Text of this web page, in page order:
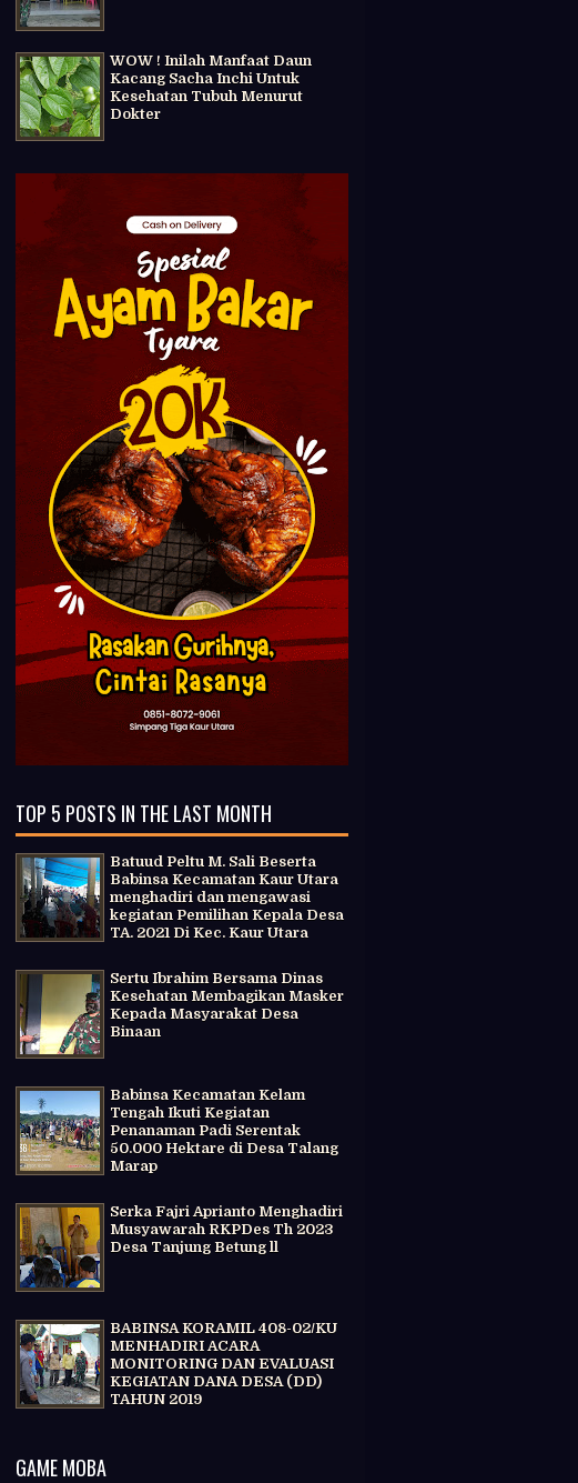
WOW ! Inilah Manfaat Daun
Kacang Sacha Inchi Untuk
Kesehatan Tubuh Menurut
Dokter
TOP 5 POSTS IN THE LAST MONTH
Batuud Peltu M. Sali Beserta
Babinsa Kecamatan Kaur Utara
menghadiri dan mengawasi
kegiatan Pemilihan Kepala Desa
TA. 2021 Di Kec. Kaur Utara
Sertu Ibrahim Bersama Dinas
Kesehatan Membagikan Masker
Kepada Masyarakat Desa
Binaan
Babinsa Kecamatan Kelam
Tengah Ikuti Kegiatan
Penanaman Padi Serentak
50.000 Hektare di Desa Talang
Marap
Serka Fajri Aprianto Menghadiri
Musyawarah RKPDes Th 2023
Desa Tanjung Betung ll
BABINSA KORAMIL 408-02/KU
MENHADIRI ACARA
MONITORING DAN EVALUASI
KEGIATAN DANA DESA (DD)
TAHUN 2019
GAME MOBA